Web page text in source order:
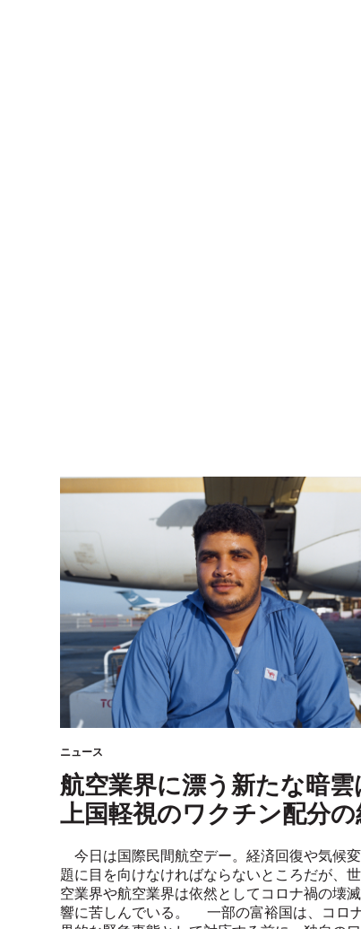
ニュース
航空業界に漂う新たな暗
上国軽視のワクチン配分
今日は国際民間航空デー。経済回復や気候
題に目を向けなければならないところだが、
空業界や航空業界は依然としてコロナ禍の壊
響に苦しんでいる。 一部の富裕国は、コロ